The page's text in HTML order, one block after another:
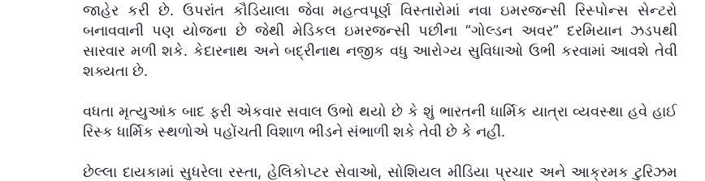
જાહેર કરી છે. ઉપરાંત કૌડિયાલા જેવા મહત્વપૂર્ણ વિસ્તારોમાં નવા ઇમરજન્સી રિસ્પોન્સ સેન્ટરો
બનાવવાની પણ યોજના છે જેથી મેડિકલ ઇમરજન્સી પછીના “ગોલ્ડન અવર” દરમિયાન ઝડપથી
સારવાર મળી શકે. કેદારનાથ અને બદ્રીનાથ નજીક વધુ આરોગ્ય સુવિધાઓ ઉભી કરવામાં આવશે તેવી
શક્યતા છે.
વધતા મૃત્યુઆંક બાદ ફરી એકવાર સવાલ ઉભો થયો છે કે શું ભારતની ધાર્મિક યાત્રા વ્યવસ્થા હવે હાઈ
રિસ્ક ધાર્મિક સ્થળોએ પહોંચતી વિશાળ ભીડને સંભાળી શકે તેવી છે કે નહીં.
છેલ્લા દાયકામાં સુધરેલા રસ્તા, હેલિકોપ્ટર સેવાઓ, સોશિયલ મીડિયા પ્રચાર અને આક્રમક ટુરિઝમ